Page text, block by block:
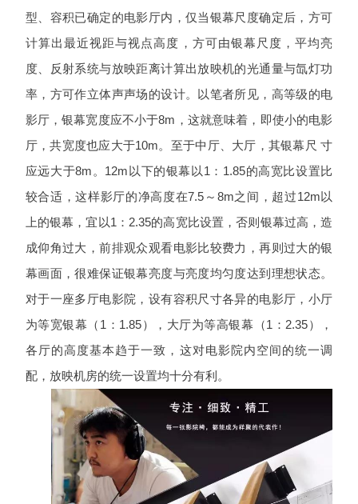
型、容积已确定的电影厅内，仅当银幕尺度确定后，方可
计算出最近视距与视点高度，方可由银幕尺度，平均亮
度、反射系统与放映距离计算出放映机的光通量与氙灯功
率，方可作立体声声场的设计。以笔者所见，高等级的电
影厅，银幕宽度应不小于8m，这就意味着，即使小的电影
厅，共宽度也应大于10m。至于中厅、大厅，其银幕尺 寸
应远大于8m。12m以下的银幕以1：1.85的高宽比设置比
较合适，这样影厅的净高度在7.5～8m之间，超过12m以
上的银幕，宜以1：2.35的高宽比设置，否则银幕过高，造
成仰角过大，前排观众观看电影比较费力，再则过大的银
幕画面，很难保证银幕亮度与亮度均匀度达到理想状态。
对于一座多厅电影院，设有容积尺寸各异的电影厅，小厅
为等宽银幕（1：1.85），大厅为等高银幕（1：2.35），
各厅的高度基本趋于一致，这对电影院内空间的统一调
配，放映机房的统一设置均十分有利。